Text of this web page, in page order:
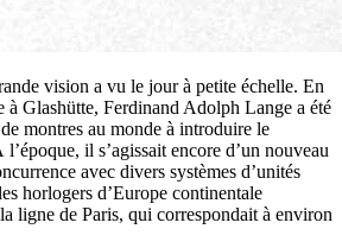
vision a vu le jour à petite échelle. En
à Glashütte, Ferdinand Adolph Lange a été
montres au monde à introduire le
il s’agissait encore d’un nouveau
avec divers systèmes d’unités
horlogers d’Europe continentale
ligne de Paris, qui correspondait à environ